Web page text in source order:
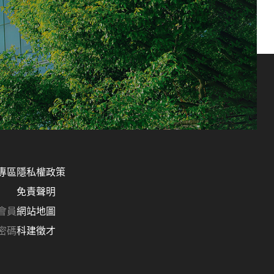
區
員
碼
隱私權政策
免責聲明
網站地圖
科建徵才